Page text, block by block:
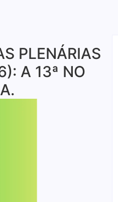
PLENÁRIAS
A 13ª NO